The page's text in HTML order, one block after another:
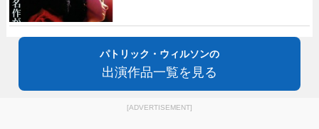
パトリック・ウィルソンの
出演作品一覧を見る
[ADVERTISEMENT]